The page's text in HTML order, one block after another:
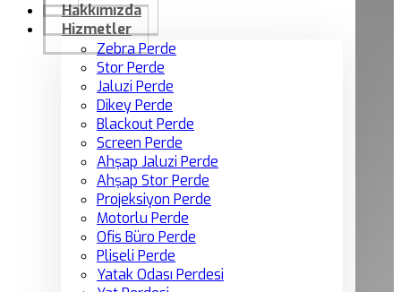
Hakkımızda
Hizmetler
Zebra Perde
Stor Perde
Jaluzi Perde
Dikey Perde
Blackout Perde
Screen Perde
Ahşap Jaluzi Perde
Ahşap Stor Perde
Projeksiyon Perde
Motorlu Perde
Ofis Büro Perde
Pliseli Perde
Yatak Odası Perdesi